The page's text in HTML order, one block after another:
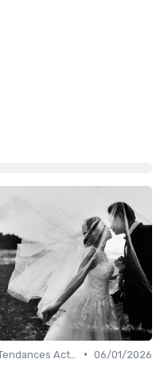
• 06/01/2026